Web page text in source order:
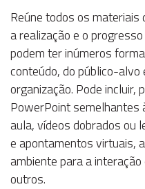
Reúne todos os
a realização e o
podem ter inúmeros
conteúdo, do público-alvo
organização. Pode incluir,
PowerPoint semelhantes
aula, vídeos dobrados ou
e apontamentos virtuais,
ambiente para a
outros.